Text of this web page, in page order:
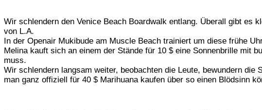
Wir schlendern den Venice Beach Boardwalk entlang. Überall gibt es
von L.A.
In der Openair Mukibude am Muscle Beach trainiert um diese frühe
Melina kauft sich an einem der Stände für 10 $ eine Sonnenbrille mit
muss.
Wir schlendern langsam weiter, beobachten die Leute, bewundern
man ganz offiziell für 40 $ Marihuana kaufen über so einen Blödsinn